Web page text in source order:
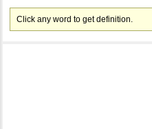
Click any word to get definition.